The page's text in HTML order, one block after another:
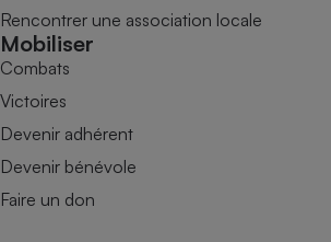
Rencontrer une association locale
Mobiliser
Combats
Victoires
Devenir adhérent
Devenir bénévole
Faire un don